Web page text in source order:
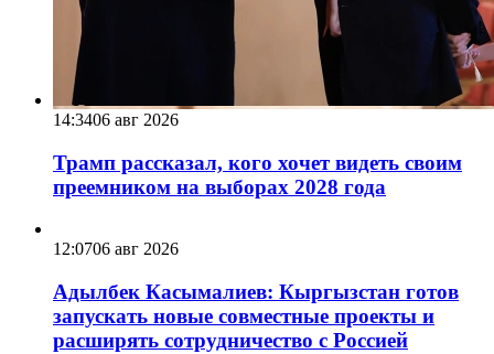
14:3406 авг 2026
Трамп рассказал, кого хочет видеть своим
преемником на выборах 2028 года
12:0706 авг 2026
Адылбек Касымалиев: Кыргызстан готов
запускать новые совместные проекты и
расширять сотрудничество с Россией